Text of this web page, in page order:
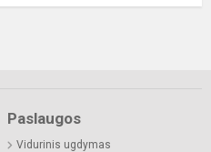
Paslaugos
Vidurinis ugdymas